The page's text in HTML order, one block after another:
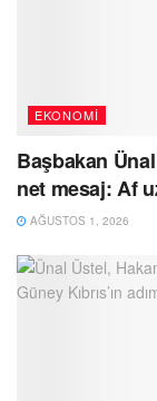
EKONOMI
Başbakan
net mesaj: Af
AĞUSTOS 1, 2026